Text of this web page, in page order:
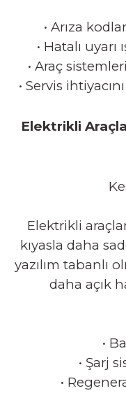
• Arıza
• Hatalı uyarı
• Araç
• Servis
Elektrikli
Elektrikli
kıyasla daha
yazılım tabanlı
daha açık
•
• Şarj
•